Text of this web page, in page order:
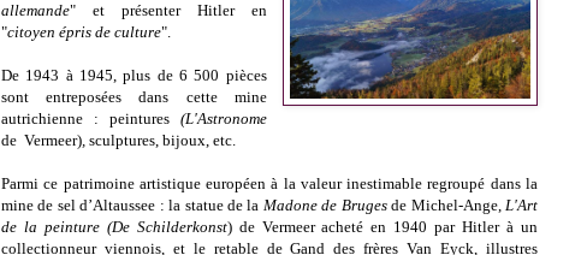
allemande" et présenter Hitler en
"citoyen épris de culture".
De 1943 à 1945, plus de 6 500 pièces
sont entreposées dans cette mine
autrichienne : peintures (L'Astronome
de Vermeer), sculptures, bijoux, etc.
Parmi ce patrimoine artistique européen à la valeur inestimable regroupé dans la
mine de sel d’Altaussee : la statue de la Madone de Brugesde Michel-Ange,L'Art
de la peinture (De Schilderkonst) de Vermeer acheté en 1940 par Hitler à un
collectionneur viennois, et le retable de Gand des frères Van Eyck, illustres